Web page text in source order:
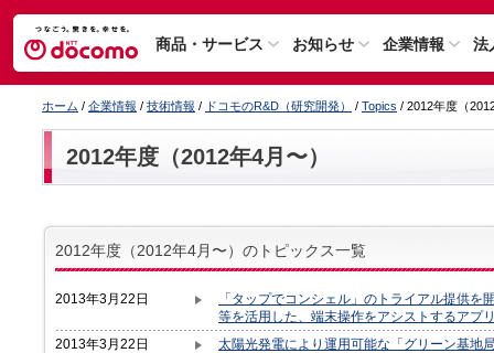
商品・サービス お知らせ 企業情報 法
ホーム / 企業情報 / 技術情報 / ドコモのR&D（研究開発） / Topics / 2012年度（
2012年度（2012年4月〜）
2012年度（2012年4月〜）のトピックス一覧
2013年3月22日
「タップでコンシェル」のトライアル提供
等を活用した、端末操作をアシストするアプ
2013年3月22日
太陽光発電により運用可能な「グリーン基地